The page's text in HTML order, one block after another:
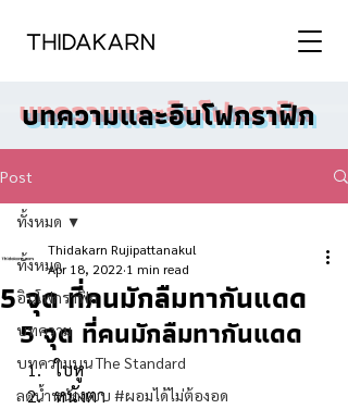
บทความและอินโฟกราฟิก
Post
ทั้งหมด
อินโฟกราฟิก
บทความ
บทความบน The Standard
ลดน้ำหนักแบบ #ผอมได้ไม่ต้องอด
ทั้งหมด
5 จุด ที่คนมักลืมทากันแดด
Thidakarn Rujipattanakul
Apr 18, 2022 1 min read
5 จุด ที่คนมักลืมทากันแดด
ใบหู
หนังตา